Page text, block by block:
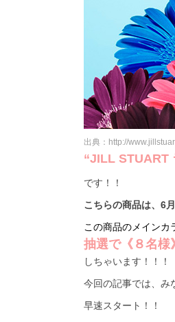
出典：http://
“JILL STUART
です！！
こちらの商品は、6
この商品のメインカ
抽選で《８名様
しちゃいます！！！
今回の記事では、み
早速スタート！！